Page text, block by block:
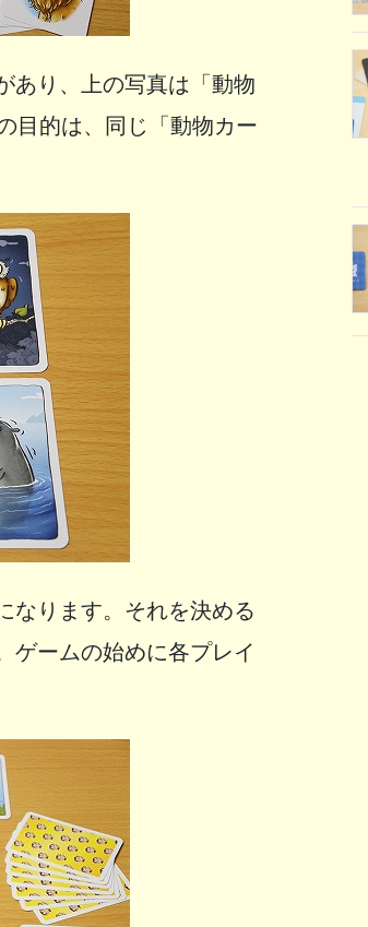
あり、上の写真は「動物
目的は、同じ「動物カー
なります。それを決める
ゲームの始めに各プレイ